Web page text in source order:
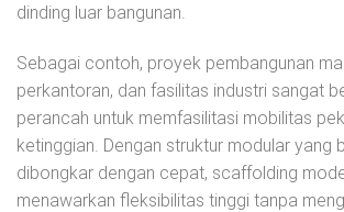
dinding luar bangunan.
Sebagai contoh, proyek pembangunan
perkantoran, dan fasilitas industri sangat
perancah untuk memfasilitasi mobilitas
ketinggian. Dengan struktur modular yang
dibongkar dengan cepat, scaffolding
menawarkan fleksibilitas tinggi tanpa